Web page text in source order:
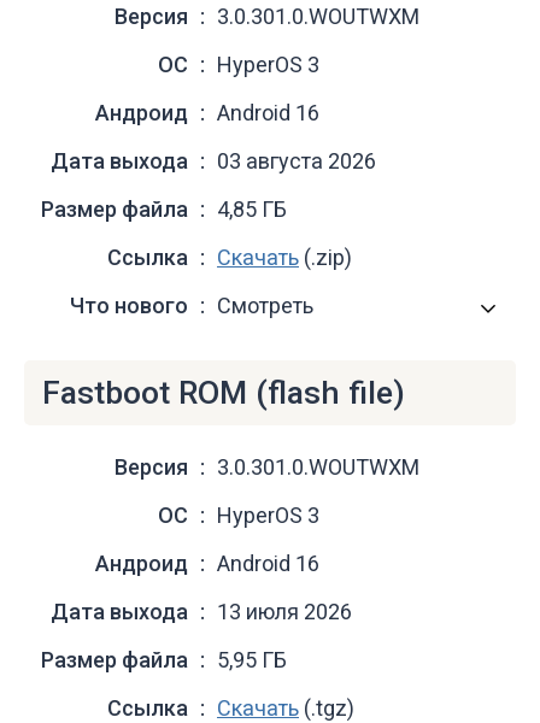
Версия
3.0.301.0.WOUTWXM
ОС
HyperOS 3
Андроид
Android 16
Дата выхода
03 августа 2026
Размер файла
4,85 ГБ
Ссылка
Скачать (.zip)
Что нового
Смотреть
Fastboot ROM (flash file)
Версия
3.0.301.0.WOUTWXM
ОС
HyperOS 3
Андроид
Android 16
Дата выхода
13 июля 2026
Размер файла
5,95 ГБ
Ссылка
Скачать (.tgz)